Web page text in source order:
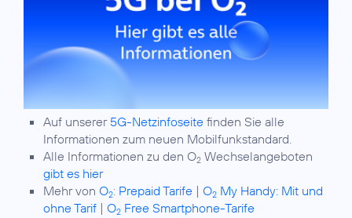
Auf unserer 5G-Netzinfoseite finden Sie alle
Informationen zum neuen Mobilfunkstandard.
Alle Informationen zu den O2 Wechselangeboten
gibt es hier
Mehr von O2: Prepaid Tarife | O2 My Handy: Mit und
ohne Tarif | O2 Free Smartphone-Tarife